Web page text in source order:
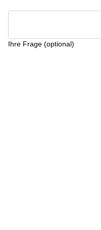
Ihre Frage (optional)